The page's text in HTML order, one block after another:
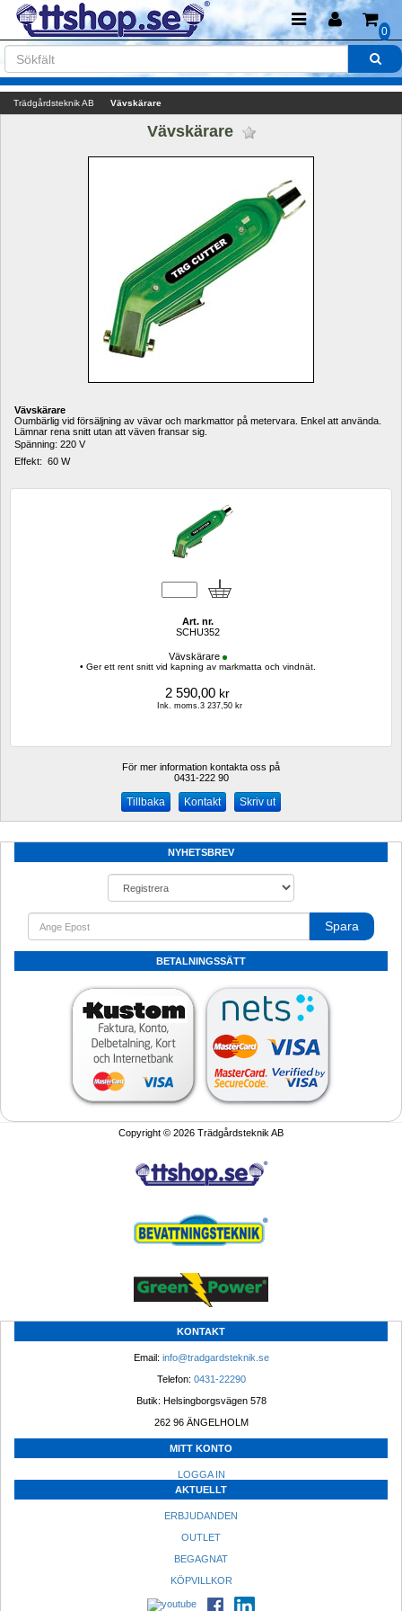
0
Trädgårdsteknik AB Vävskärare
Vävskärare
Vävskärare
Oumbärlig vid försäljning av vävar och markmattor på metervara. Enkel att använda.
Lämnar rena snitt utan att väven fransar sig.
Spänning: 220 V
Effekt:  60 W
Art. nr.
SCHU352
Vävskärare
• Ger ett rent snitt vid kapning av markmatta och vindnät.
2 590,00 kr
Ink. moms.3 237,50 kr
För mer information kontakta oss på
0431-222 90
Kontakt Skriv ut
NYHETSBREV
Spara
BETALNINGSSÄTT
Copyright © 2026 Trädgårdsteknik AB
KONTAKT
Email: info@tradgardsteknik.se
Telefon: 0431-22290
Butik: Helsingborgsvägen 578
262 96 ÄNGELHOLM
MITT KONTO
LOGGA IN
AKTUELLT
ERBJUDANDEN
OUTLET
BEGAGNAT
KÖPVILLKOR